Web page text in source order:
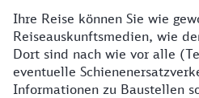
Details zu Baustelle
Ihre Reise können Sie wie
Reiseauskunftsmedien, wie
Dort sind nach wie vor alle
eventuelle
Informationen zu Baustellen